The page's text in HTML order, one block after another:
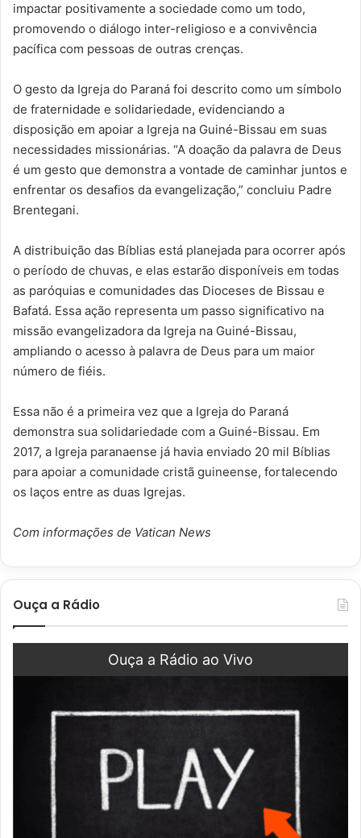
impactar positivamente a sociedade como um todo,
promovendo o diálogo inter-religioso e a convivência
pacífica com pessoas de outras crenças.
O gesto da Igreja do Paraná foi descrito como um símbolo
de fraternidade e solidariedade, evidenciando a
disposição em apoiar a Igreja na Guiné-Bissau em suas
necessidades missionárias. “A doação da palavra de Deus
é um gesto que demonstra a vontade de caminhar juntos e
enfrentar os desafios da evangelização,” concluiu Padre
Brentegani.
A distribuição das Bíblias está planejada para ocorrer após
o período de chuvas, e elas estarão disponíveis em todas
as paróquias e comunidades das Dioceses de Bissau e
Bafatá. Essa ação representa um passo significativo na
missão evangelizadora da Igreja na Guiné-Bissau,
ampliando o acesso à palavra de Deus para um maior
número de fiéis.
Essa não é a primeira vez que a Igreja do Paraná
demonstra sua solidariedade com a Guiné-Bissau. Em
2017, a Igreja paranaense já havia enviado 20 mil Bíblias
para apoiar a comunidade cristã guineense, fortalecendo
os laços entre as duas Igrejas.
Com informações de Vatican News
Ouça a Rádio
Ouça a Rádio ao Vivo